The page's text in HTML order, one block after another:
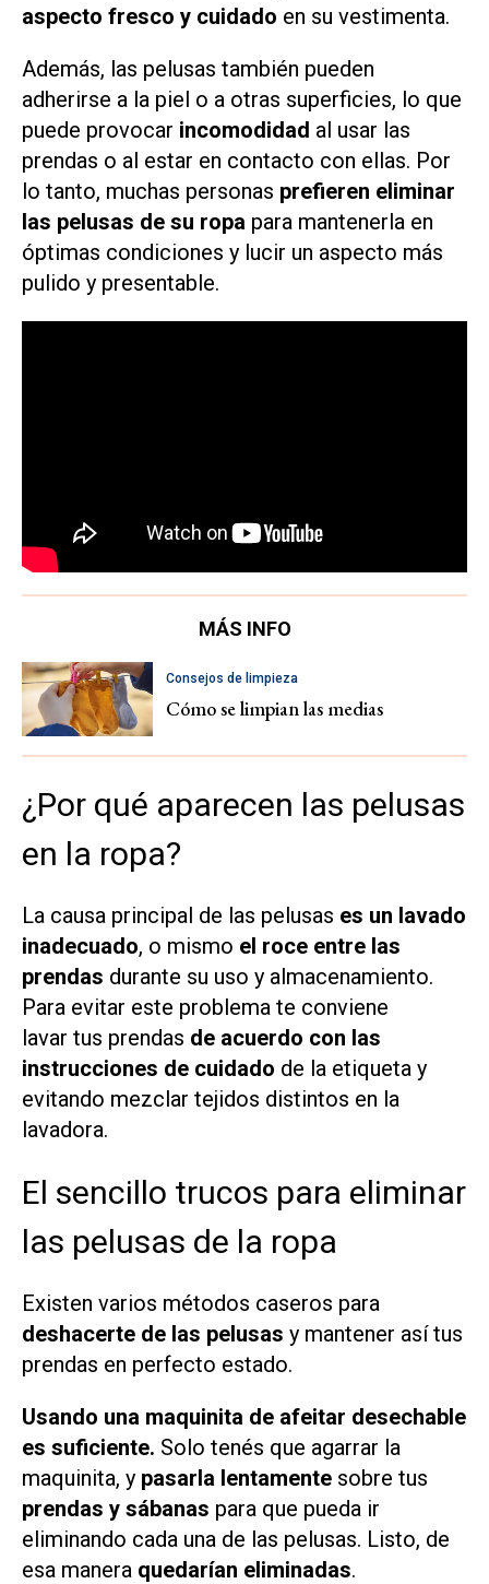
aspecto fresco y cuidado en su vestimenta.
Además, las pelusas también pueden
adherirse a la piel o a otras superficies, lo que
puede provocar incomodidad al usar las
prendas o al estar en contacto con ellas. Por
lo tanto, muchas personas prefieren eliminar
las pelusas de su ropa para mantenerla en
óptimas condiciones y lucir un aspecto más
pulido y presentable.
MÁS INFO
Consejos de limpieza
Cómo se limpian las medias
¿Por qué aparecen las pelusas
en la ropa?
La causa principal de las pelusas es un lavado
inadecuado, o mismo el roce entre las
prendas durante su uso y almacenamiento.
Para evitar este problema te conviene
lavar tus prendas de acuerdo con las
instrucciones de cuidado de la etiqueta y
evitando mezclar tejidos distintos en la
lavadora.
El sencillo trucos para eliminar
las pelusas de la ropa
Existen varios métodos caseros para
deshacerte de las pelusas y mantener así tus
prendas en perfecto estado.
Usando una maquinita de afeitar desechable
es suficiente. Solo tenés que agarrar la
maquinita, y pasarla lentamente sobre tus
prendas y sábanas para que pueda ir
eliminando cada una de las pelusas. Listo, de
esa manera quedarían eliminadas.